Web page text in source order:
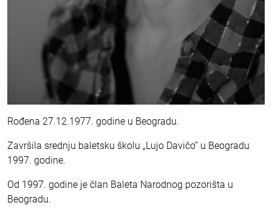
Rođena 27.12.1977. godine u Beogradu.
Završila srednju baletsku školu „Lujo Davičo” u Beogradu
1997. godine.
Od 1997. godine je član Baleta Narodnog pozorišta u
Beogradu.